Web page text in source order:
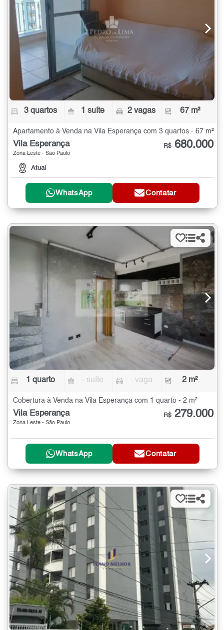
3 quartos 1 suíte 2 vagas 67 m²
Apartamento à Venda na Vila Esperança com 3 quartos - 67 m²
Vila Esperança
Zona Leste - São Paulo
Atuai
R$ 680.000
WhatsApp Contatar
1 quarto - suíte - vaga 2 m²
Cobertura à Venda na Vila Esperança com 1 quarto - 2 m²
Vila Esperança
Zona Leste - São Paulo
R$ 279.000
WhatsApp Contatar